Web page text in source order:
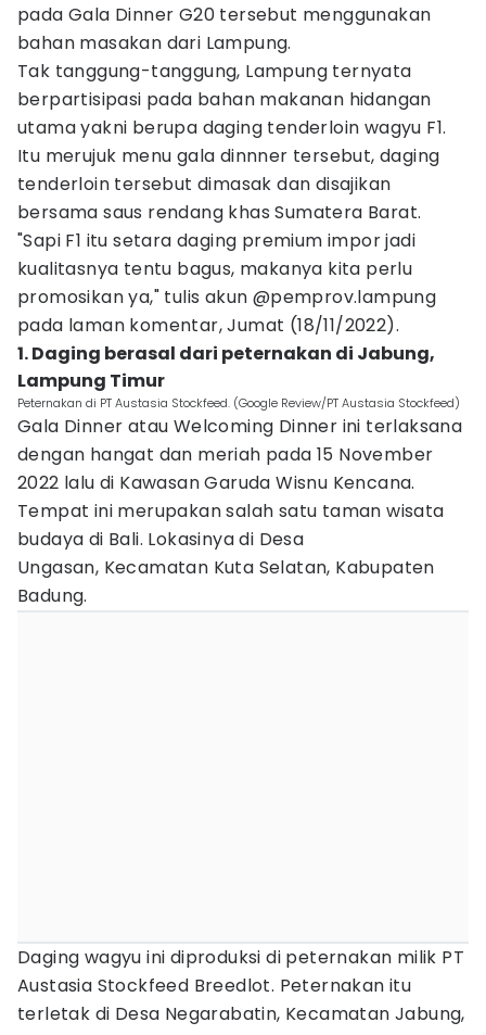
pada Gala Dinner G20 tersebut menggunakan
bahan masakan dari Lampung.
Tak tanggung-tanggung, Lampung ternyata
berpartisipasi pada bahan makanan hidangan
utama yakni berupa daging tenderloin wagyu F1.
Itu merujuk menu gala dinnner tersebut, daging
tenderloin tersebut dimasak dan disajikan
bersama saus rendang khas Sumatera Barat.
"Sapi F1 itu setara daging premium impor jadi
kualitasnya tentu bagus, makanya kita perlu
promosikan ya," tulis akun @pemprov.lampung
pada laman komentar, Jumat (18/11/2022).
1. Daging berasal dari peternakan di Jabung,
Lampung Timur
Peternakan di PT Austasia Stockfeed. (Google Review/PT Austasia Stockfeed)
Gala Dinner atau Welcoming Dinner ini terlaksana
dengan hangat dan meriah pada 15 November
2022 lalu di Kawasan Garuda Wisnu Kencana.
Tempat ini merupakan salah satu taman wisata
budaya di Bali. Lokasinya di Desa
Ungasan, Kecamatan Kuta Selatan, Kabupaten
Badung.
Daging wagyu ini diproduksi di peternakan milik PT
Austasia Stockfeed Breedlot. Peternakan itu
terletak di Desa Negarabatin, Kecamatan Jabung,